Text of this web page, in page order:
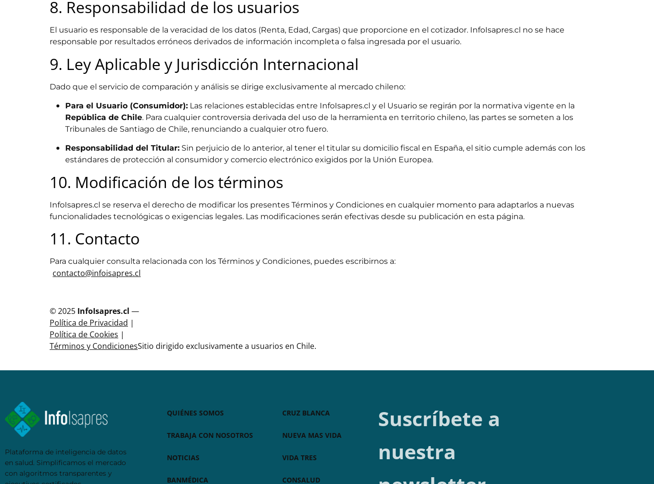
8. Responsabilidad de los usuarios
El usuario es responsable de la veracidad de los datos (Renta, Edad, Cargas) que proporcione en el cotizador. InfoIsapres.cl no se hace
responsable por resultados erróneos derivados de información incompleta o falsa ingresada por el usuario.
9. Ley Aplicable y Jurisdicción Internacional
Dado que el servicio de comparación y análisis se dirige exclusivamente al mercado chileno:
Para el Usuario (Consumidor): Las relaciones establecidas entre InfoIsapres.cl y el Usuario se regirán por la normativa vigente en la
República de Chile. Para cualquier controversia derivada del uso de la herramienta en territorio chileno, las partes se someten a los
Tribunales de Santiago de Chile, renunciando a cualquier otro fuero.
Responsabilidad del Titular: Sin perjuicio de lo anterior, al tener el titular su domicilio fiscal en España, el sitio cumple además con los
estándares de protección al consumidor y comercio electrónico exigidos por la Unión Europea.
10. Modificación de los términos
InfoIsapres.cl se reserva el derecho de modificar los presentes Términos y Condiciones en cualquier momento para adaptarlos a nuevas
funcionalidades tecnológicas o exigencias legales. Las modificaciones serán efectivas desde su publicación en esta página.
11. Contacto
Para cualquier consulta relacionada con los Términos y Condiciones, puedes escribirnos a:
contacto@infoisapres.cl
© 2025 InfoIsapres.cl —
Política de Privacidad |
Política de Cookies |
Términos y CondicionesSitio dirigido exclusivamente a usuarios en Chile.
Plataforma de inteligencia de datos
en salud. Simplificamos el mercado
con algoritmos transparentes y
QUIÉNES SOMOS
TRABAJA CON NOSOTROS
NOTICIAS
BANMÉDICA
CRUZ BLANCA
NUEVA MAS VIDA
VIDA TRES
CONSALUD
Suscríbete a
nuestra